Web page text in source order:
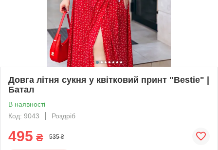
Довга літня сукня у квітковий принт "Bestie" |
Батал
В наявності
Код: 9043
Роздріб
495 ₴ 535 ₴